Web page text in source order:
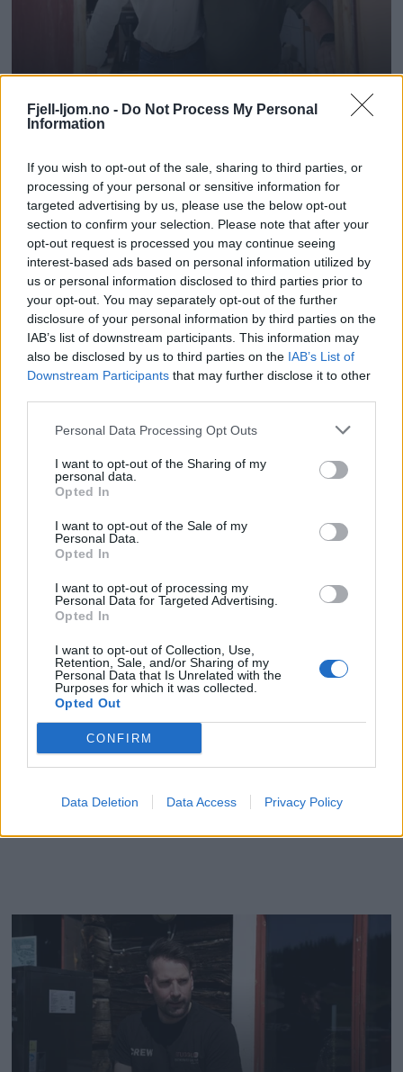
Fjell-ljom.no - Do Not Process My Personal
Information
If you wish to opt-out of the sale, sharing to third parties, or
processing of your personal or sensitive information for
targeted advertising by us, please use the below opt-out
section to confirm your selection. Please note that after your
opt-out request is processed you may continue seeing
interest-based ads based on personal information utilized by
us or personal information disclosed to third parties prior to
your opt-out. You may separately opt-out of the further
disclosure of your personal information by third parties on the
IAB’s list of downstream participants. This information may
also be disclosed by us to third parties on the IAB’s List of
Downstream Participants that may further disclose it to other
Personal Data Processing Opt Outs
I want to opt-out of the Sharing of my
personal data.
Opted In
I want to opt-out of the Sale of my
Personal Data.
Opted In
I want to opt-out of processing my
Personal Data for Targeted Advertising.
Opted In
I want to opt-out of Collection, Use,
Retention, Sale, and/or Sharing of my
Personal Data that Is Unrelated with the
Purposes for which it was collected.
Opted Out
CONFIRM
Data Deletion Data Access Privacy Policy